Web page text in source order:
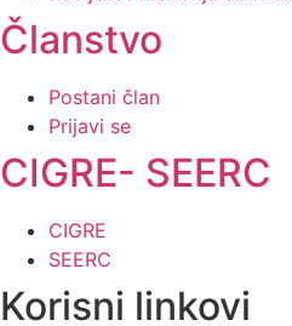
Članstvo
Postani član
Prijavi se
CIGRE- SEERC
CIGRE
SEERC
Korisni linkovi